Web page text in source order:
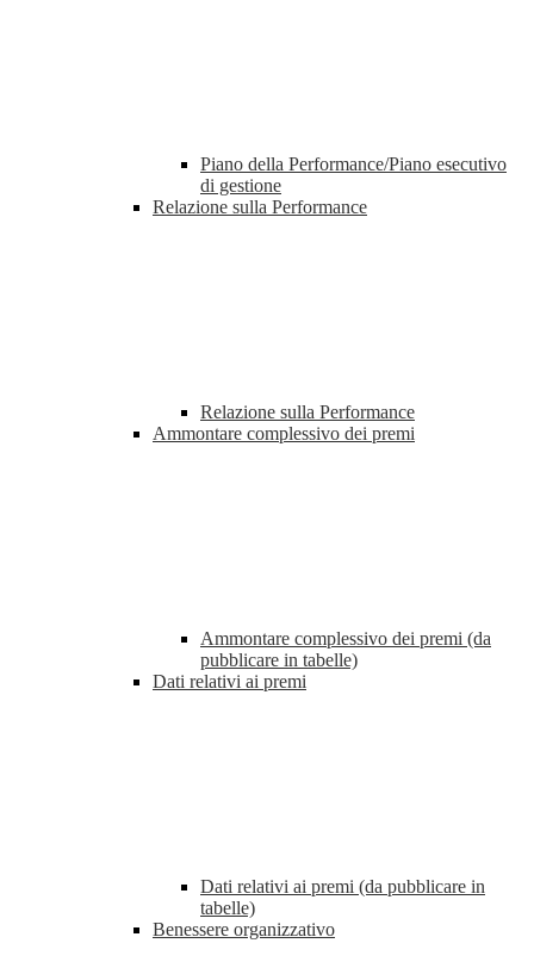
Piano della Performance/Piano esecutivo
di gestione
Relazione sulla Performance
Relazione sulla Performance
Ammontare complessivo dei premi
Ammontare complessivo dei premi (da
pubblicare in tabelle)
Dati relativi ai premi
Dati relativi ai premi (da pubblicare in
tabelle)
Benessere organizzativo